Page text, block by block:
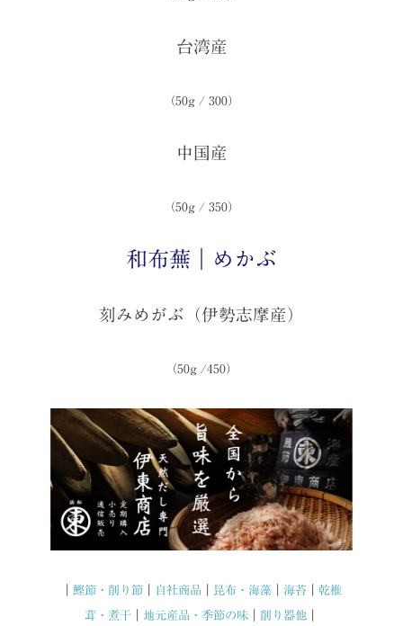
台湾産
（50g / 300）
中国産
（50g / 350）
和布蕪｜めかぶ
刻みめがぶ（伊勢志摩産）
（50g /450）
鰹節・削り節 自社商品 昆布・海藻 海苔
乾椎
茸・煮干
地元産品・季節の味 削り器他